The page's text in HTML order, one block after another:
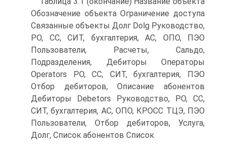
Обозначение объекта Ограничение доступа
Связанные объекты Долг Dolg Руководство,
РО, СС, СИТ, бухгалтерия, АС, ОПО, ПЭО
Пользователи, Расчеты, Сальдо,
Подразделения, Дебиторы Операторы
Operators РО, СС, СИТ, бухгалтерия, ПЭО
Отбор дебиторов, Описание абонентов
Дебиторы Debetors Руководство, РО, СС,
СИТ, бухгалтерия, АС, ОПО, КРОСС ТЦЭ, ПЭО
Пользователи, Отбор дебиторов, Услуга,
Долг, Список абонентов Список